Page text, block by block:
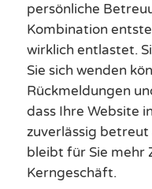
persönliche
Kombination
wirklich entlastet.
Sie sich wenden
Rückmeldungen
dass Ihre Website
zuverlässig betreut
bleibt für Sie mehr
Kerngeschäft.